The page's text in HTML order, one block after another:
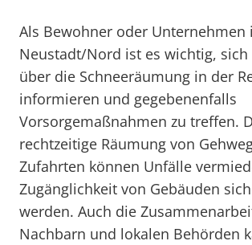
Als Bewohner oder Unternehmen
Neustadt/Nord ist es wichtig,
über die Schneeräumung in der
informieren und gegebenenfalls
Vorsorgemaßnahmen zu treffen.
rechtzeitige Räumung von
Zufahrten können Unfälle
Zugänglichkeit von Gebäuden
werden. Auch die
Nachbarn und lokalen Behörden